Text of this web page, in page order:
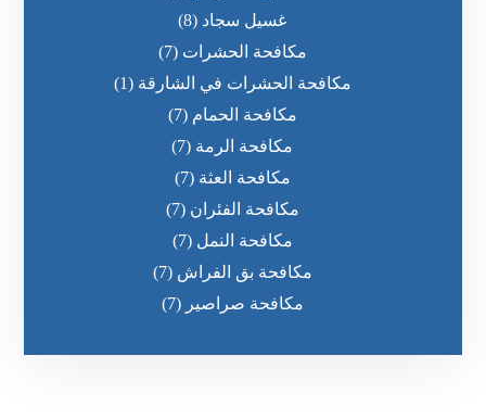
غسيل سجاد (8)
مكافحة الحشرات (7)
مكافحة الحشرات في الشارقة (1)
مكافحة الحمام (7)
مكافحة الرمة (7)
مكافحة العثة (7)
مكافحة الفئران (7)
مكافحة النمل (7)
مكافحة بق الفراش (7)
مكافحة صراصير (7)